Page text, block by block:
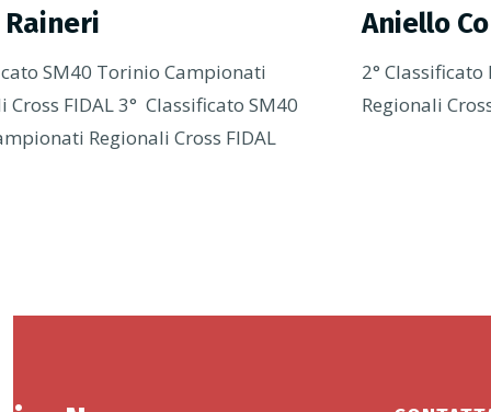
Aniello
SM40 Torinio Campionati
Cross FIDAL 3° Classificato SM40
Regionali Cross FIDAL
2°
Regionali